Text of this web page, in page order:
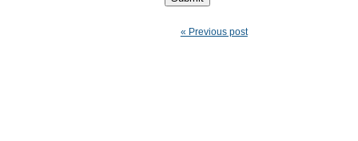
« Previous post